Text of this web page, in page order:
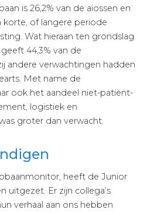
is 26,2% van de aiossen en
korte, of langere periode
Wat hieraan ten grondslag
44,3% van de
andere verwachtingen hadden
Met name de
ook het aandeel niet-patiënt­
logistiek en
groter dan verwacht.
heeft de Junior
uitgezet. Er zijn collega’s
verhaal aan ons hebben